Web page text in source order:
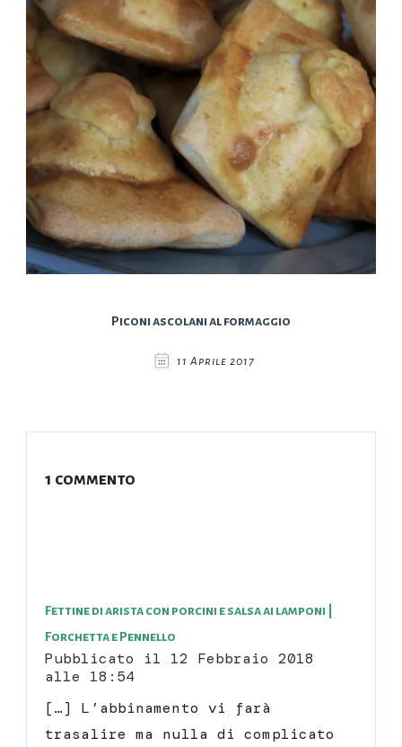
Piconi ascolani al formaggio
11 Aprile 2017
1 commento
Fettine di arista con porcini e salsa ai lamponi |
Forchetta e Pennello
Pubblicato il 12 Febbraio 2018
alle 18:54
[…] L’abbinamento vi farà
trasalire ma nulla di complicato